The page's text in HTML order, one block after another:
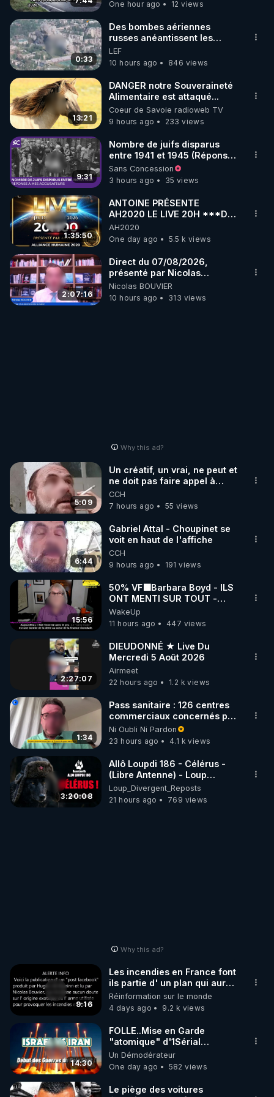
code : REGENERE10
▶ 30 jours gratuit sur l’application de méditation et
de bien-être ENVOL :
Rendez-vous sur https://www.envol.app/code
le code : REGENERE
One hour ago
12 views
0:33
Des bombes aériennes
russes anéantissent les
centres de contrôle de
drones de 3 brigades
ukrainienne
LEF
10 hours ago
846 views
13:21
DANGER notre Souveraineté
Alimentaire est attaqué...
Coeur de Savoie radioweb TV
9 hours ago
233 views
9:31
Nombre de juifs disparus
entre 1941 et 1945 (Réponse
à mes accusateurs)
Sans Concession
3 hours ago
35 views
1:35:50
ANTOINE PRÉSENTE
AH2020 LE LIVE 20H ***DU
06/08/2026***
AH2020
One day ago
5.5 k views
2:07:16
Direct du 07/08/2026,
présenté par Nicolas
BOUVIER
Nicolas BOUVIER
10 hours ago
313 views
Why this ad?
5:09
Un créatif, un vrai, ne peut et
ne doit pas faire appel à
l'intelligence artificielle
CCH
7 hours ago
55 views
6:44
Gabriel Attal - Choupinet se
voit en haut de l'affiche
CCH
9 hours ago
191 views
15:56
50% VF🟩Barbara Boyd - ILS
ONT MENTI SUR TOUT -
Jocelyne Traduction
WakeUp
11 hours ago
447 views
2:27:07
DIEUDONNÉ ★ Live Du
Mercredi 5 Août 2026
Airmeet
22 hours ago
1.2 k views
1:34
Pass sanitaire : 126 centres
commerciaux concernés par
l'obligation dans toute la
France
Ni Oubli Ni Pardon
23 hours ago
4.1 k views
3:20:08
Allô Loupdi 186 - Célérus -
(Libre Antenne) - Loup
Divergent 2026.08.06
Loup_Divergent_Reposts
21 hours ago
769 views
Why this ad?
9:16
Les incendies en France font
ils partie d' un plan qui aurait
débuté le 11 septembre 2001
?
Réinformation sur le monde
4 days ago
9.2 k views
14:30
FOLLE..Mise en Garde
"atomique" d'1Sérial
Lanceur d'ALERTES
combinant
"Théories"&"Faits
Accomplis"
Un Démodérateur
One day ago
582 views
Le piège des voitures